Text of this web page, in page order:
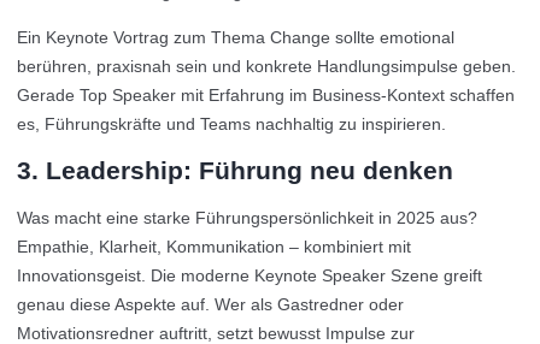
Ein Keynote Vortrag zum Thema Change sollte emotional
berühren, praxisnah sein und konkrete Handlungsimpulse geben.
Gerade Top Speaker mit Erfahrung im Business-Kontext schaffen
es, Führungskräfte und Teams nachhaltig zu inspirieren.
3. Leadership: Führung neu denken
Was macht eine starke Führungspersönlichkeit in 2025 aus?
Empathie, Klarheit, Kommunikation – kombiniert mit
Innovationsgeist. Die moderne Keynote Speaker Szene greift
genau diese Aspekte auf. Wer als Gastredner oder
Motivationsredner auftritt, setzt bewusst Impulse zur